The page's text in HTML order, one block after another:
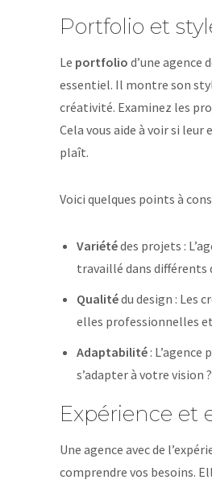
Portfolio et
Le portfolio d’une agence
essentiel. Il montre son
créativité. Examinez les
Cela vous aide à voir si leur
plaît.
Voici quelques points à
Variétédes projets :
travaillé dans différents
Qualitédu design : Les
elles professionnelles
Adaptabilité: L’agence
s’adapter à votre vision ?
Expérience et
Une agence avec de
comprendre vos besoins.